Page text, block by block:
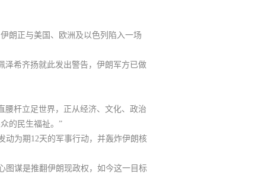
伊朗正与美国、欧洲及以色列陷入一场
泽希齐扬就此发出警告， 伊朗军方已做
腰杆立足世界，正从经济、文化、政治
的民生福祉。”
动为期12天的军事行动，并轰炸伊朗核
图谋是推翻伊朗现政权，如今这一目标